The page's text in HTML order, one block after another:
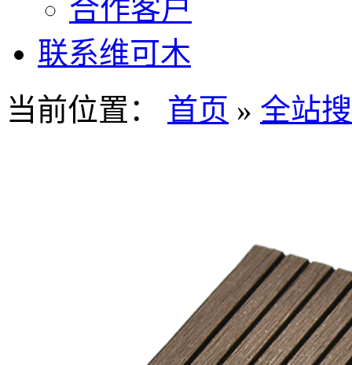
合作客户
联系维可木
当前位置：
首页 » 全站